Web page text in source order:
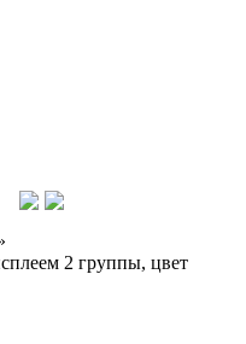
техники для дома
2 группы, цвет